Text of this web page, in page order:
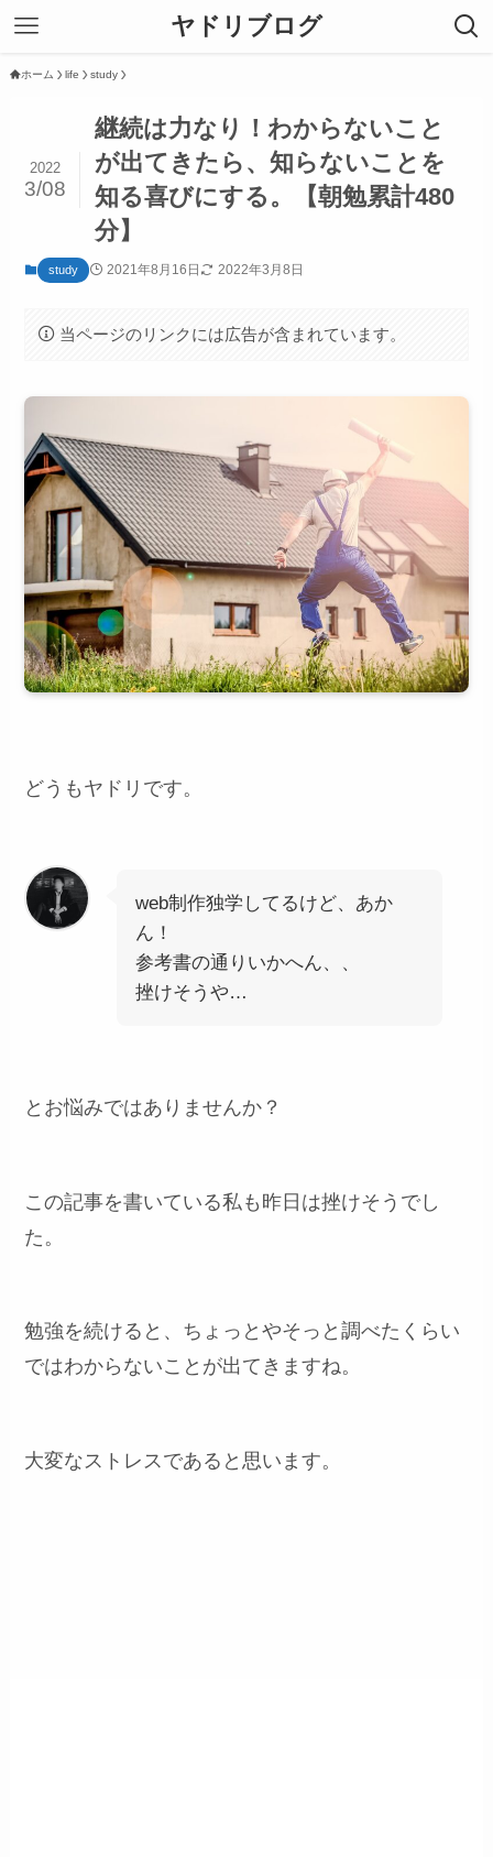
ヤドリブログ
ホーム life study
継続は力なり！わからないこと
が出てきたら、知らないことを
知る喜びにする。【朝勉累計480
分】
2022
3/08
study 2021年8月16日 2022年3月8日
当ページのリンクには広告が含まれています。
どうもヤドリです。
web制作独学してるけど、あか
ん！
参考書の通りいかへん、、
挫けそうや…
とお悩みではありませんか？
この記事を書いている私も昨日は挫けそうでし
た。
勉強を続けると、ちょっとやそっと調べたくらい
ではわからないことが出てきますね。
大変なストレスであると思います。